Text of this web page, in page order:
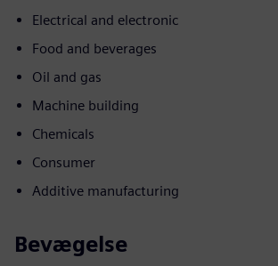
Electrical and electronic
Food and beverages
Oil and gas
Machine building
Chemicals
Consumer
Additive manufacturing
Bevægelse